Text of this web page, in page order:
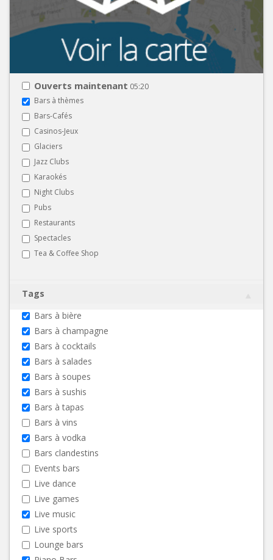
Ouverts maintenant 05:20
Bars à thèmes
Bars-Cafés
Casinos-Jeux
Glaciers
Jazz Clubs
Karaokés
Night Clubs
Pubs
Restaurants
Spectacles
Tea & Coffee Shop
Tags
Bars à bière
Bars à champagne
Bars à cocktails
Bars à salades
Bars à soupes
Bars à sushis
Bars à tapas
Bars à vins
Bars à vodka
Bars clandestins
Events bars
Live dance
Live games
Live music
Live sports
Lounge bars